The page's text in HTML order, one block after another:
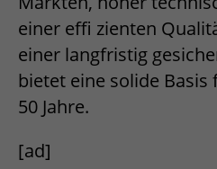
einer effi zienten
einer langfristig
bietet eine solide
50 Jahre.
[ad]